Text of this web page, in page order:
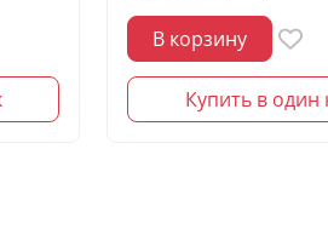
В корзину
Купить в один